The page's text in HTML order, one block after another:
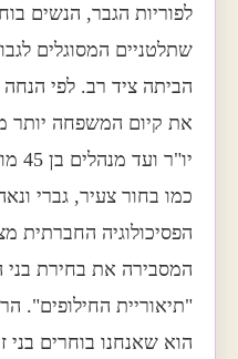
לפוריות הגבר, הנשים
שתלטניים המסוגלים
הביתה ציד רב. לפי
את קיום המשפחה יותר
כמו בחור צעיר, גברי
הפסיכולוגיה החברתית
המסבירה את בחירת בני
"תיאוריית החילופים".
הוא שאנחנו בוחרים בני